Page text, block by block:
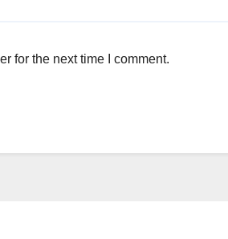
for the next time I comment.